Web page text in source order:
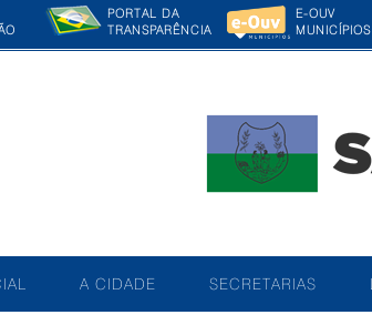
PORTAL DA
TRANSPARÊNCIA
E-OUV
MUNICÍPIOS
A CIDADE SECRETARIAS